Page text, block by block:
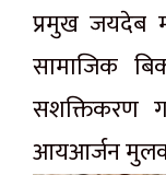
प्रमुख जयदेब
सामाजिक
सशक्तिकरण
आयआर्जन मुलक